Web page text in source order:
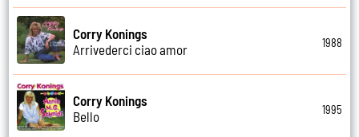
Corry Konings
Arrivederci ciao amor
1988
Corry Konings
Bello
1995